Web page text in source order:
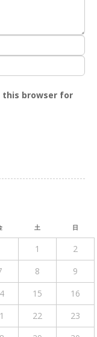
this browser for
土 日
1
2
8
9
15
16
22
23